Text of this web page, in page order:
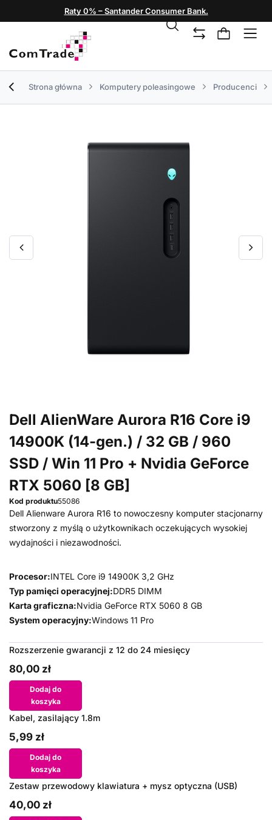
Raty 0% – Santander Consumer Bank.
Strona główna Komputery poleasingowe Producenci
Dell AlienWare Aurora R16 Core i9
14900K (14-gen.) / 32 GB / 960
SSD / Win 11 Pro + Nvidia GeForce
RTX 5060 [8 GB]
Kod produktu55086
Dell Alienware Aurora R16 to nowoczesny komputer stacjonarny
stworzony z myślą o użytkownikach oczekujących wysokiej
wydajności i niezawodności.
Procesor:INTEL Core i9 14900K 3,2 GHz
Typ pamięci operacyjnej:DDR5 DIMM
Karta graficzna:Nvidia GeForce RTX 5060 8 GB
System operacyjny:Windows 11 Pro
Rozszerzenie gwarancji z 12 do 24 miesięcy
80,00 zł
Dodaj do
koszyka
Kabel, zasilający 1.8m
5,99 zł
Dodaj do
koszyka
Zestaw przewodowy klawiatura + mysz optyczna (USB)
40,00 zł